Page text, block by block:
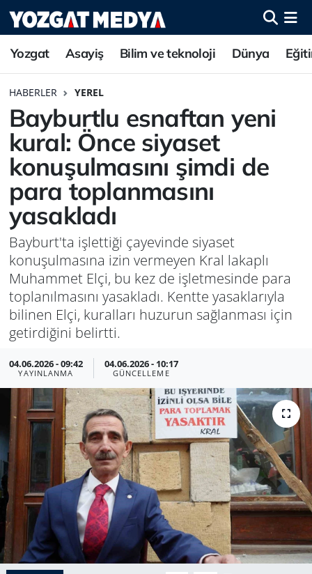
Yozgat Asayiş Bilim ve teknoloji Dünya
HABERLER YEREL
Bayburtlu esnaftan yeni
kural: Önce siyaset
konuşulmasını şimdi de
para toplanmasını
yasakladı
Bayburt'ta işlettiği çayevinde siyaset
konuşulmasına izin vermeyen Kral lakaplı
Muhammet Elçi, bu kez de işletmesinde para
toplanılmasını yasakladı. Kentte yasaklarıyla
bilinen Elçi, kuralları huzurun sağlanması için
getirdiğini belirtti.
04.06.2026 - 09:42
YAYINLANMA
04.06.2026 - 10:17
GÜNCELLEME